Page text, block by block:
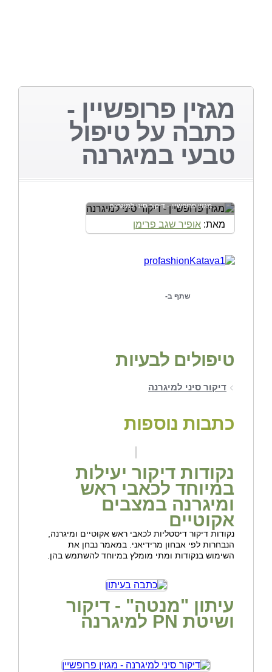
מגזין פרופשיין -
כתבה על טיפול
טבעי במיגרנה
מגזין פרופשיין - דיקור סיני למיגרנה
מאת: אופיר שגב פרימן
שתף ב-
טיפולים לבעיות
דיקור סיני למיגרנה
כתבות נוספות
נקודות דיקור יעילות
במיוחד לכאבי ראש
ומיגרנה במצבים
אקוטיים
נקודות דיקור דיסטליות לכאבי ראש אקוטיים ומיגרנה,
הנבחרות לפי אבחון מרידיאני. במאמר נבחן את
השימוש בנקודות ומתי מומלץ במיוחד להשתמש בהן.
עיתון "מנטה" - דיקור
ושיטת PN למיגרנה